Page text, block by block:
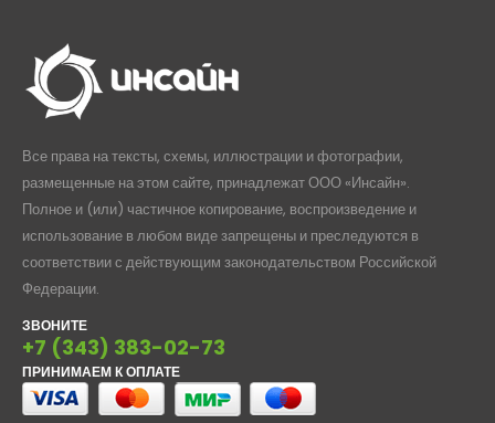
Все права на тексты, схемы, иллюстрации и фотографии,
размещенные на этом сайте, принадлежат ООО «Инсайн».
Полное и (или) частичное копирование, воспроизведение и
использование в любом виде запрещены и преследуются в
соответствии с действующим законодательством Российской
Федерации.
ЗВОНИТЕ
+7 (343) 383-02-73
ПРИНИМАЕМ К ОПЛАТЕ